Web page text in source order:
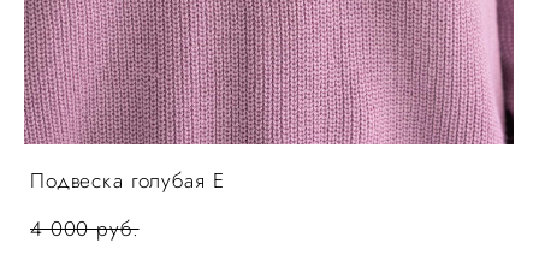
Подвеска голубая E
4 000 pуб.